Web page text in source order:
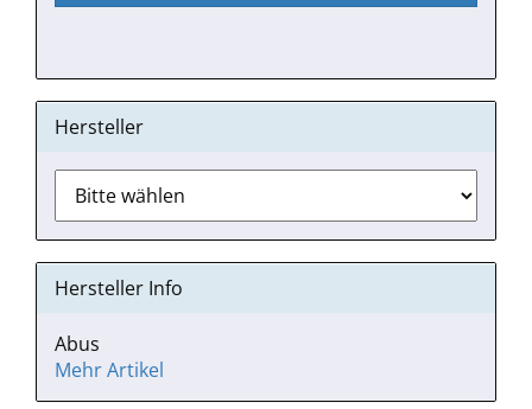
Hersteller
Hersteller Info
Abus
Mehr Artikel